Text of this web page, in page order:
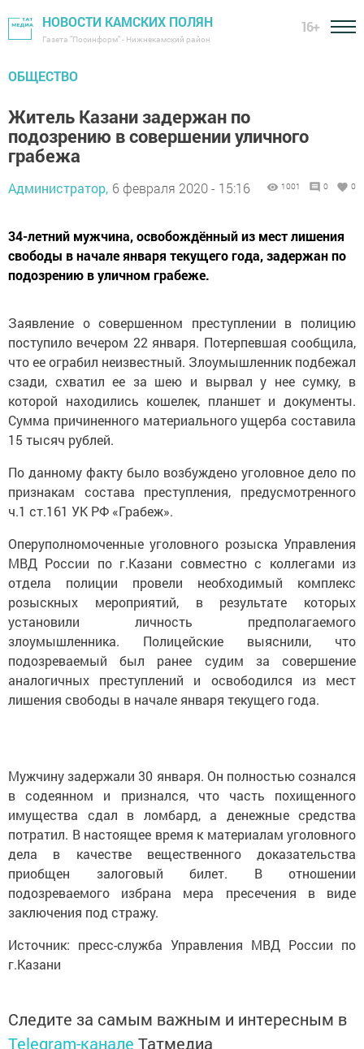
НОВОСТИ КАМСКИХ ПОЛЯН
Газета "Посинформ" - Нижнекамский район
16+
ОБЩЕСТВО
Житель Казани задержан по
подозрению в совершении уличного
грабежа
Администратор, 6 февраля 2020 - 15:16 1001 0 0
34-летний мужчина, освобождённый из мест лишения
свободы в начале января текущего года, задержан по
подозрению в уличном грабеже.
Заявление о совершенном преступлении в полицию
поступило вечером 22 января. Потерпевшая сообщила,
что ее ограбил неизвестный. Злоумышленник подбежал
сзади, схватил ее за шею и вырвал у нее сумку, в
которой находились кошелек, планшет и документы.
Сумма причиненного материального ущерба составила
15 тысяч рублей.
По данному факту было возбуждено уголовное дело по
признакам состава преступления, предусмотренного
ч.1 ст.161 УК РФ «Грабеж».
Оперуполномоченные уголовного розыска Управления
МВД России по г.Казани совместно с коллегами из
отдела полиции провели необходимый комплекс
розыскных мероприятий, в результате которых
установили личность предполагаемого
злоумышленника. Полицейские выяснили, что
подозреваемый был ранее судим за совершение
аналогичных преступлений и освободился из мест
лишения свободы в начале января текущего года.
Мужчину задержали 30 января. Он полностью сознался
в содеянном и признался, что часть похищенного
имущества сдал в ломбард, а денежные средства
потратил. В настоящее время к материалам уголовного
дела в качестве вещественного доказательства
приобщен залоговый билет. В отношении
подозреваемого избрана мера пресечения в виде
заключения под стражу.
Источник: пресс-служба Управления МВД России по
г.Казани
Следите за самым важным и интересным в
Telegram-канале Татмедиа